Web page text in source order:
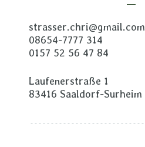
strasser.chri@gmail.com
08654-7777 314
0157 52 56 47 84
Laufenerstraße 1
83416 Saaldorf-Surheim